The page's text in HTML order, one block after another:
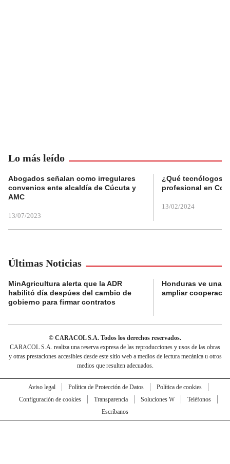
Lo más leído
Abogados señalan como irregulares
convenios ente alcaldía de Cúcuta y
AMC
13/07/2023
¿Qué tecnólogos
profesional en
13/02/2024
Últimas Noticias
MinAgricultura alerta que la ADR
habilitó día despúes del cambio de
gobierno para firmar contratos
Honduras ve una
ampliar
© CARACOL S.A. Todos los derechos reservados.
CARACOL S.A. realiza una reserva expresa de las reproducciones y usos de las obras
y otras prestaciones accesibles desde este sitio web a medios de lectura mecánica u otros
medios que resulten adecuados.
Aviso legal Política de Protección de Datos
Política de cookies
Configuración de cookies
Transparencia Soluciones W
Teléfonos
Escríbanos